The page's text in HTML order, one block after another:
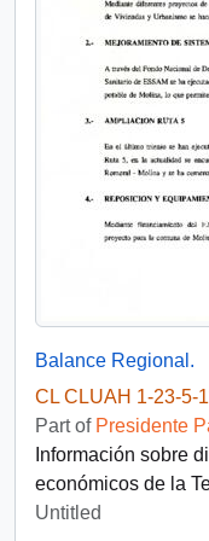
Balance Regional.
CL CLUAH 1-23-5-
Part of Presidente
Información sobre
económicos de la
Untitled